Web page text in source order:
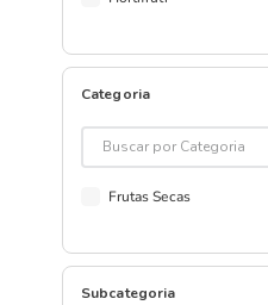
Categoria
Frutas Secas
Subcategoria